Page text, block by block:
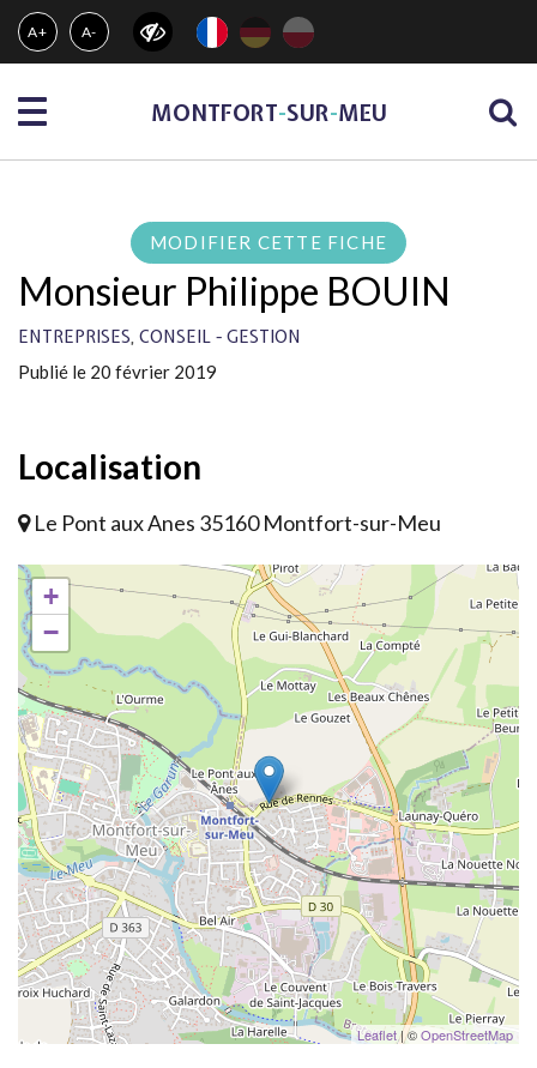
Gestion des traceurs
A+ A-
Menu MONTFORT-SUR-MEU
MODIFIER CETTE FICHE
Monsieur Philippe BOUIN
ENTREPRISES, CONSEIL - GESTION
Publié le 20 février 2019
Localisation
Le Pont aux Anes 35160 Montfort-sur-Meu
+
−
Leaflet| ©OpenStreetMap